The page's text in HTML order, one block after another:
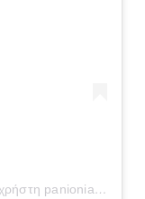
Η δημοσίευση κοινοποιήθηκε από το χρήστη panionianea.gr (@panionianea.gr)